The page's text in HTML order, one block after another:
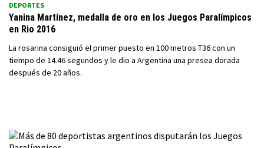
DEPORTES
Yanina Martínez, medalla de oro en los Juegos Paralímpicos
en Rio 2016
La rosarina consiguió el primer puesto en 100 metros T36 con un
tiempo de 14.46 segundos y le dio a Argentina una presea dorada
después de 20 años.